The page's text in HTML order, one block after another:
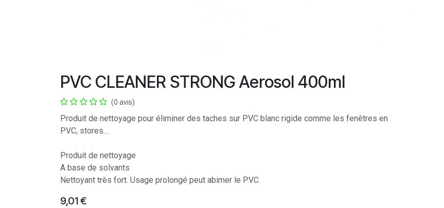
PVC CLEANER STRONG Aerosol 400ml
(0 avis)
Produit de nettoyage pour éliminer des taches sur PVC blanc rigide comme les fenêtres en
PVC, stores…
Produit de nettoyage
A base de solvants
Nettoyant très fort. Usage prolongé peut abimer le PVC.
9,01€